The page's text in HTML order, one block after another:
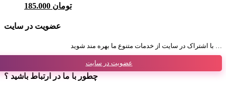
185.000 تومان
عضویت در سایت
عضویت در سایت
چطور با ما در ارتباط باشید ؟